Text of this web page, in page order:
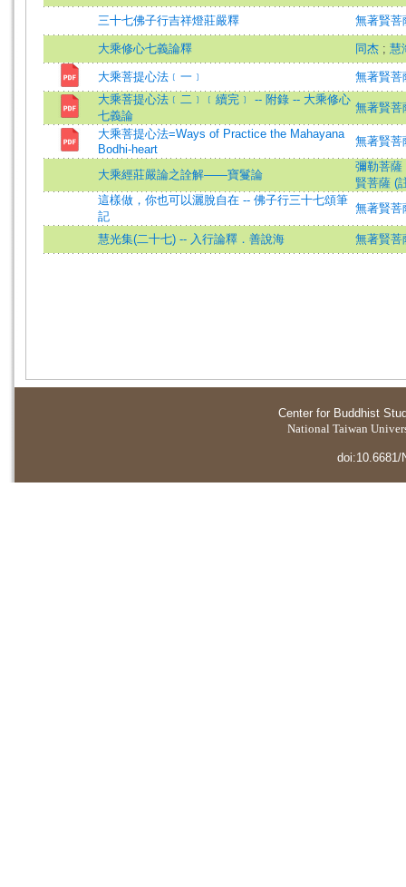
三十七佛子行吉祥燈莊嚴釋 無著賢菩
大乘修心七義論釋 同杰 ; 慧
大乘菩提心法﹝一﹞
無著賢菩
大乘菩提心法﹝二﹞﹝續完﹞ -- 附錄 -- 大乘修心
七義論
無著賢菩
大乘菩提心法=Ways of Practice the Mahayana
Bodhi-heart
無著賢菩
大乘經莊嚴論之詮解——寶鬘論
彌勒菩薩
賢菩薩 (
這樣做，你也可以灑脫自在 -- 佛子行三十七頌筆
記
無著賢菩
慧光集(二十七) -- 入行論釋．善說海 無著賢菩
Center for Buddhist
National Taiwan
doi:10.6681/